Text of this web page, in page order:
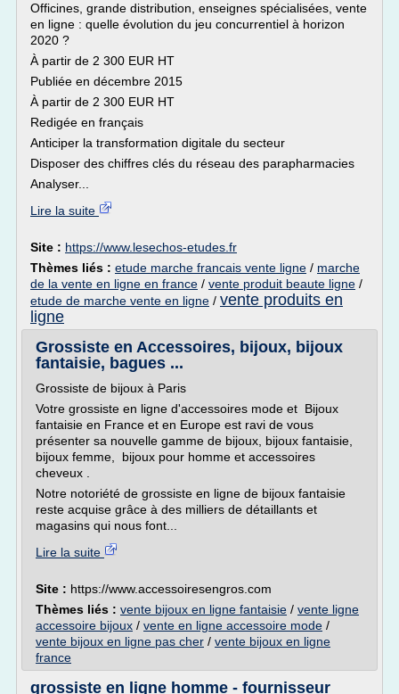
Officines, grande distribution, enseignes spécialisées, vente
en ligne : quelle évolution du jeu concurrentiel à horizon
2020 ?
À partir de 2 300 EUR HT
Publiée en décembre 2015
À partir de 2 300 EUR HT
Redigée en français
Anticiper la transformation digitale du secteur
Disposer des chiffres clés du réseau des parapharmacies
Analyser...
Lire la suite
Site : https://www.lesechos-etudes.fr
Thèmes liés : etude marche francais vente ligne / marche
de la vente en ligne en france / vente produit beaute ligne /
etude de marche vente en ligne / vente produits en
ligne
Grossiste en Accessoires, bijoux, bijoux
fantaisie, bagues ...
Grossiste de bijoux à Paris
Votre grossiste en ligne d'accessoires mode et Bijoux
fantaisie en France et en Europe est ravi de vous
présenter sa nouvelle gamme de bijoux, bijoux fantaisie,
bijoux femme, bijoux pour homme et accessoires
cheveux .
Notre notoriété de grossiste en ligne de bijoux fantaisie
reste acquise grâce à des milliers de détaillants et
magasins qui nous font...
Lire la suite
Site : https://www.accessoiresengros.com
Thèmes liés : vente bijoux en ligne fantaisie / vente ligne
accessoire bijoux / vente en ligne accessoire mode /
vente bijoux en ligne pas cher / vente bijoux en ligne
france
grossiste en ligne homme - fournisseur